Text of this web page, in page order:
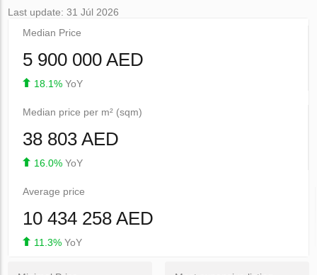
Last update: 31 Júl 2026
Median Price
5 900 000 AED
18.1% YoY
Median price per m² (sqm)
38 803 AED
16.0% YoY
Average price
10 434 258 AED
11.3% YoY